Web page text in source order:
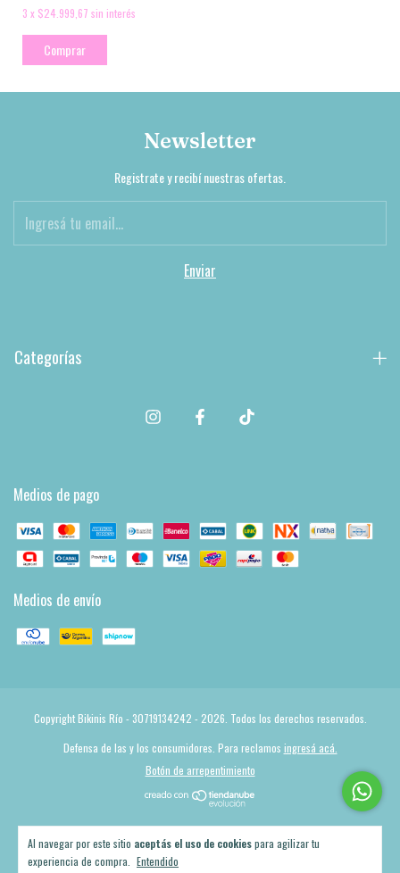
Al navegar por este sitio aceptás el uso de cookiespara agilizar tu
experiencia de compra.
Entendido
3 x $24.999,67 sin interés
Comprar
Newsletter
Registrate y recibí nuestras ofertas.
Categorías
Medios de pago
Medios de envío
Copyright Bikinis Río - 30719134242 - 2026. Todos los derechos reservados.
Defensa de las y los consumidores. Para reclamos ingresá acá.
Botón de arrepentimiento